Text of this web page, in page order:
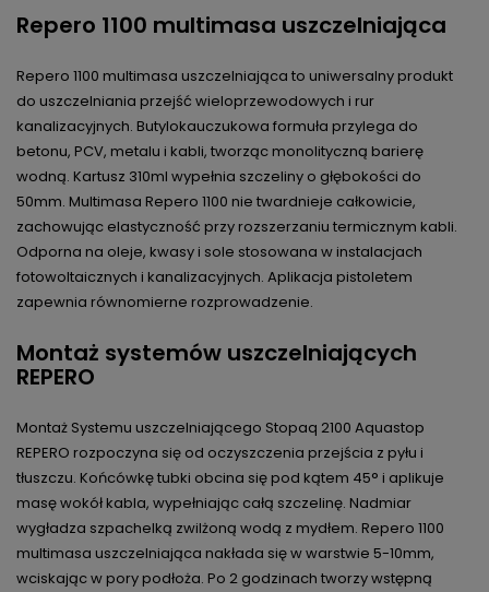
Repero 1100 multimasa uszczelniająca
Repero 1100 multimasa uszczelniająca to uniwersalny produkt
do uszczelniania przejść wieloprzewodowych i rur
kanalizacyjnych. Butylokauczukowa formuła przylega do
betonu, PCV, metalu i kabli, tworząc monolityczną barierę
wodną. Kartusz 310ml wypełnia szczeliny o głębokości do
50mm. Multimasa Repero 1100 nie twardnieje całkowicie,
zachowując elastyczność przy rozszerzaniu termicznym kabli.
Odporna na oleje, kwasy i sole stosowana w instalacjach
fotowoltaicznych i kanalizacyjnych. Aplikacja pistoletem
zapewnia równomierne rozprowadzenie.
Montaż systemów uszczelniających
REPERO
Montaż Systemu uszczelniającego Stopaq 2100 Aquastop
REPERO rozpoczyna się od oczyszczenia przejścia z pyłu i
tłuszczu. Końcówkę tubki obcina się pod kątem 45° i aplikuje
masę wokół kabla, wypełniając całą szczelinę. Nadmiar
wygładza szpachelką zwilżoną wodą z mydłem. Repero 1100
multimasa uszczelniająca nakłada się w warstwie 5-10mm,
wciskając w pory podłoża. Po 2 godzinach tworzy wstępną